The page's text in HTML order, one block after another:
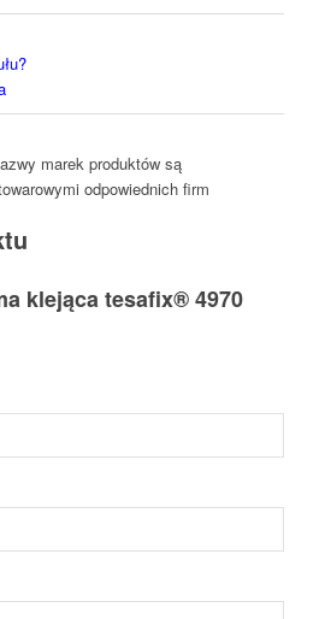
marek produktów są
odpowiednich firm
klejąca tesafix® 4970